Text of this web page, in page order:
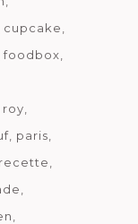
cupcake
foodbox
paris
recette